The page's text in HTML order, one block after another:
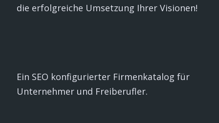
die erfolgreiche Umsetzung Ihrer Visionen!
Ein SEO konfigurierter Firmenkatalog für
Unternehmer und Freiberufler.